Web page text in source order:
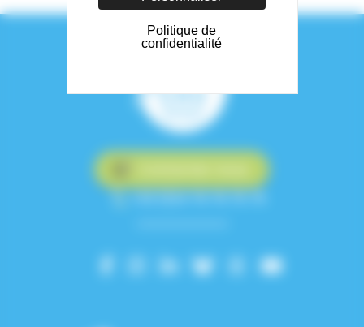
+33 (0)4 76 76 75 75
Politique de
confidentialité